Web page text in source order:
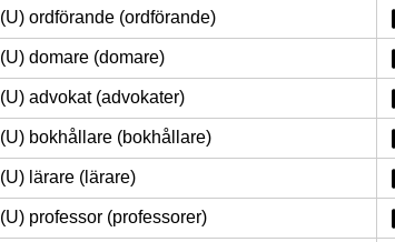
(U) ordförande (ordförande)
(U) domare (domare)
(U) advokat (advokater)
(U) bokhållare (bokhållare)
(U) lärare (lärare)
(U) professor (professorer)